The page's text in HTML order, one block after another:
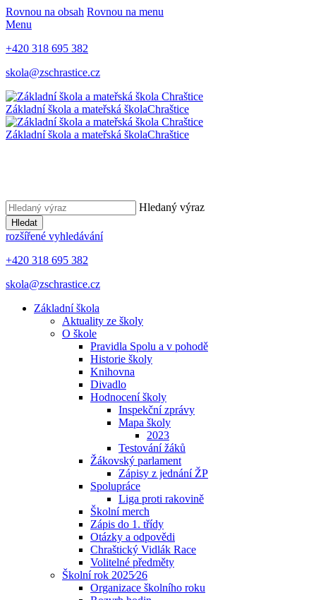
Rovnou na obsah Rovnou na menu
Menu
+420 318 695 382
skola@zschrastice.cz
Základní škola a mateřská školaChraštice
Základní škola a mateřská školaChraštice
Hledaný výraz
Hledat
rozšířené vyhledávání
+420 318 695 382
skola@zschrastice.cz
Základní škola
Aktuality ze školy
O škole
Pravidla Spolu a v pohodě
Historie školy
Knihovna
Divadlo
Hodnocení školy
Inspekční zprávy
Mapa školy
2023
Testování žáků
Žákovský parlament
Zápisy z jednání ŽP
Spolupráce
Liga proti rakovině
Školní merch
Zápis do 1. třídy
Otázky a odpovědi
Chraštický Vidlák Race
Volitelné předměty
Školní rok 2025⁄26
Organizace školního roku